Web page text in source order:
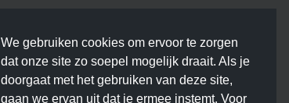
We gebruiken cookies om ervoor te zorgen
dat onze site zo soepel mogelijk draait. Als je
doorgaat met het gebruiken van deze site,
gaan we ervan uit dat je ermee instemt. Voor